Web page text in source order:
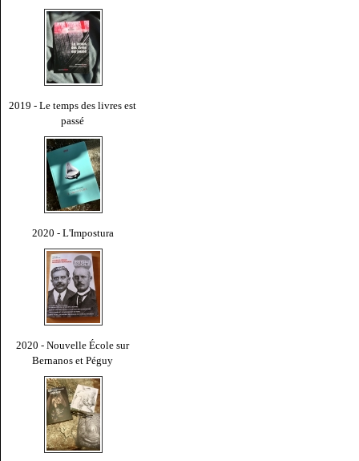
2019 - Le temps des livres est
passé
2020 - L'Impostura
2020 - Nouvelle École sur
Bernanos et Péguy